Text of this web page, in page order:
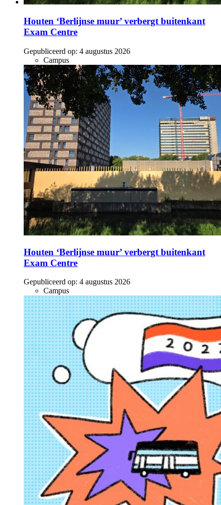
Houten ‘Berlijnse muur’ verbergt buitenkant
Exam Centre
Gepubliceerd op: 4 augustus 2026
Campus
Houten ‘Berlijnse muur’ verbergt buitenkant
Exam Centre
Gepubliceerd op: 4 augustus 2026
Campus